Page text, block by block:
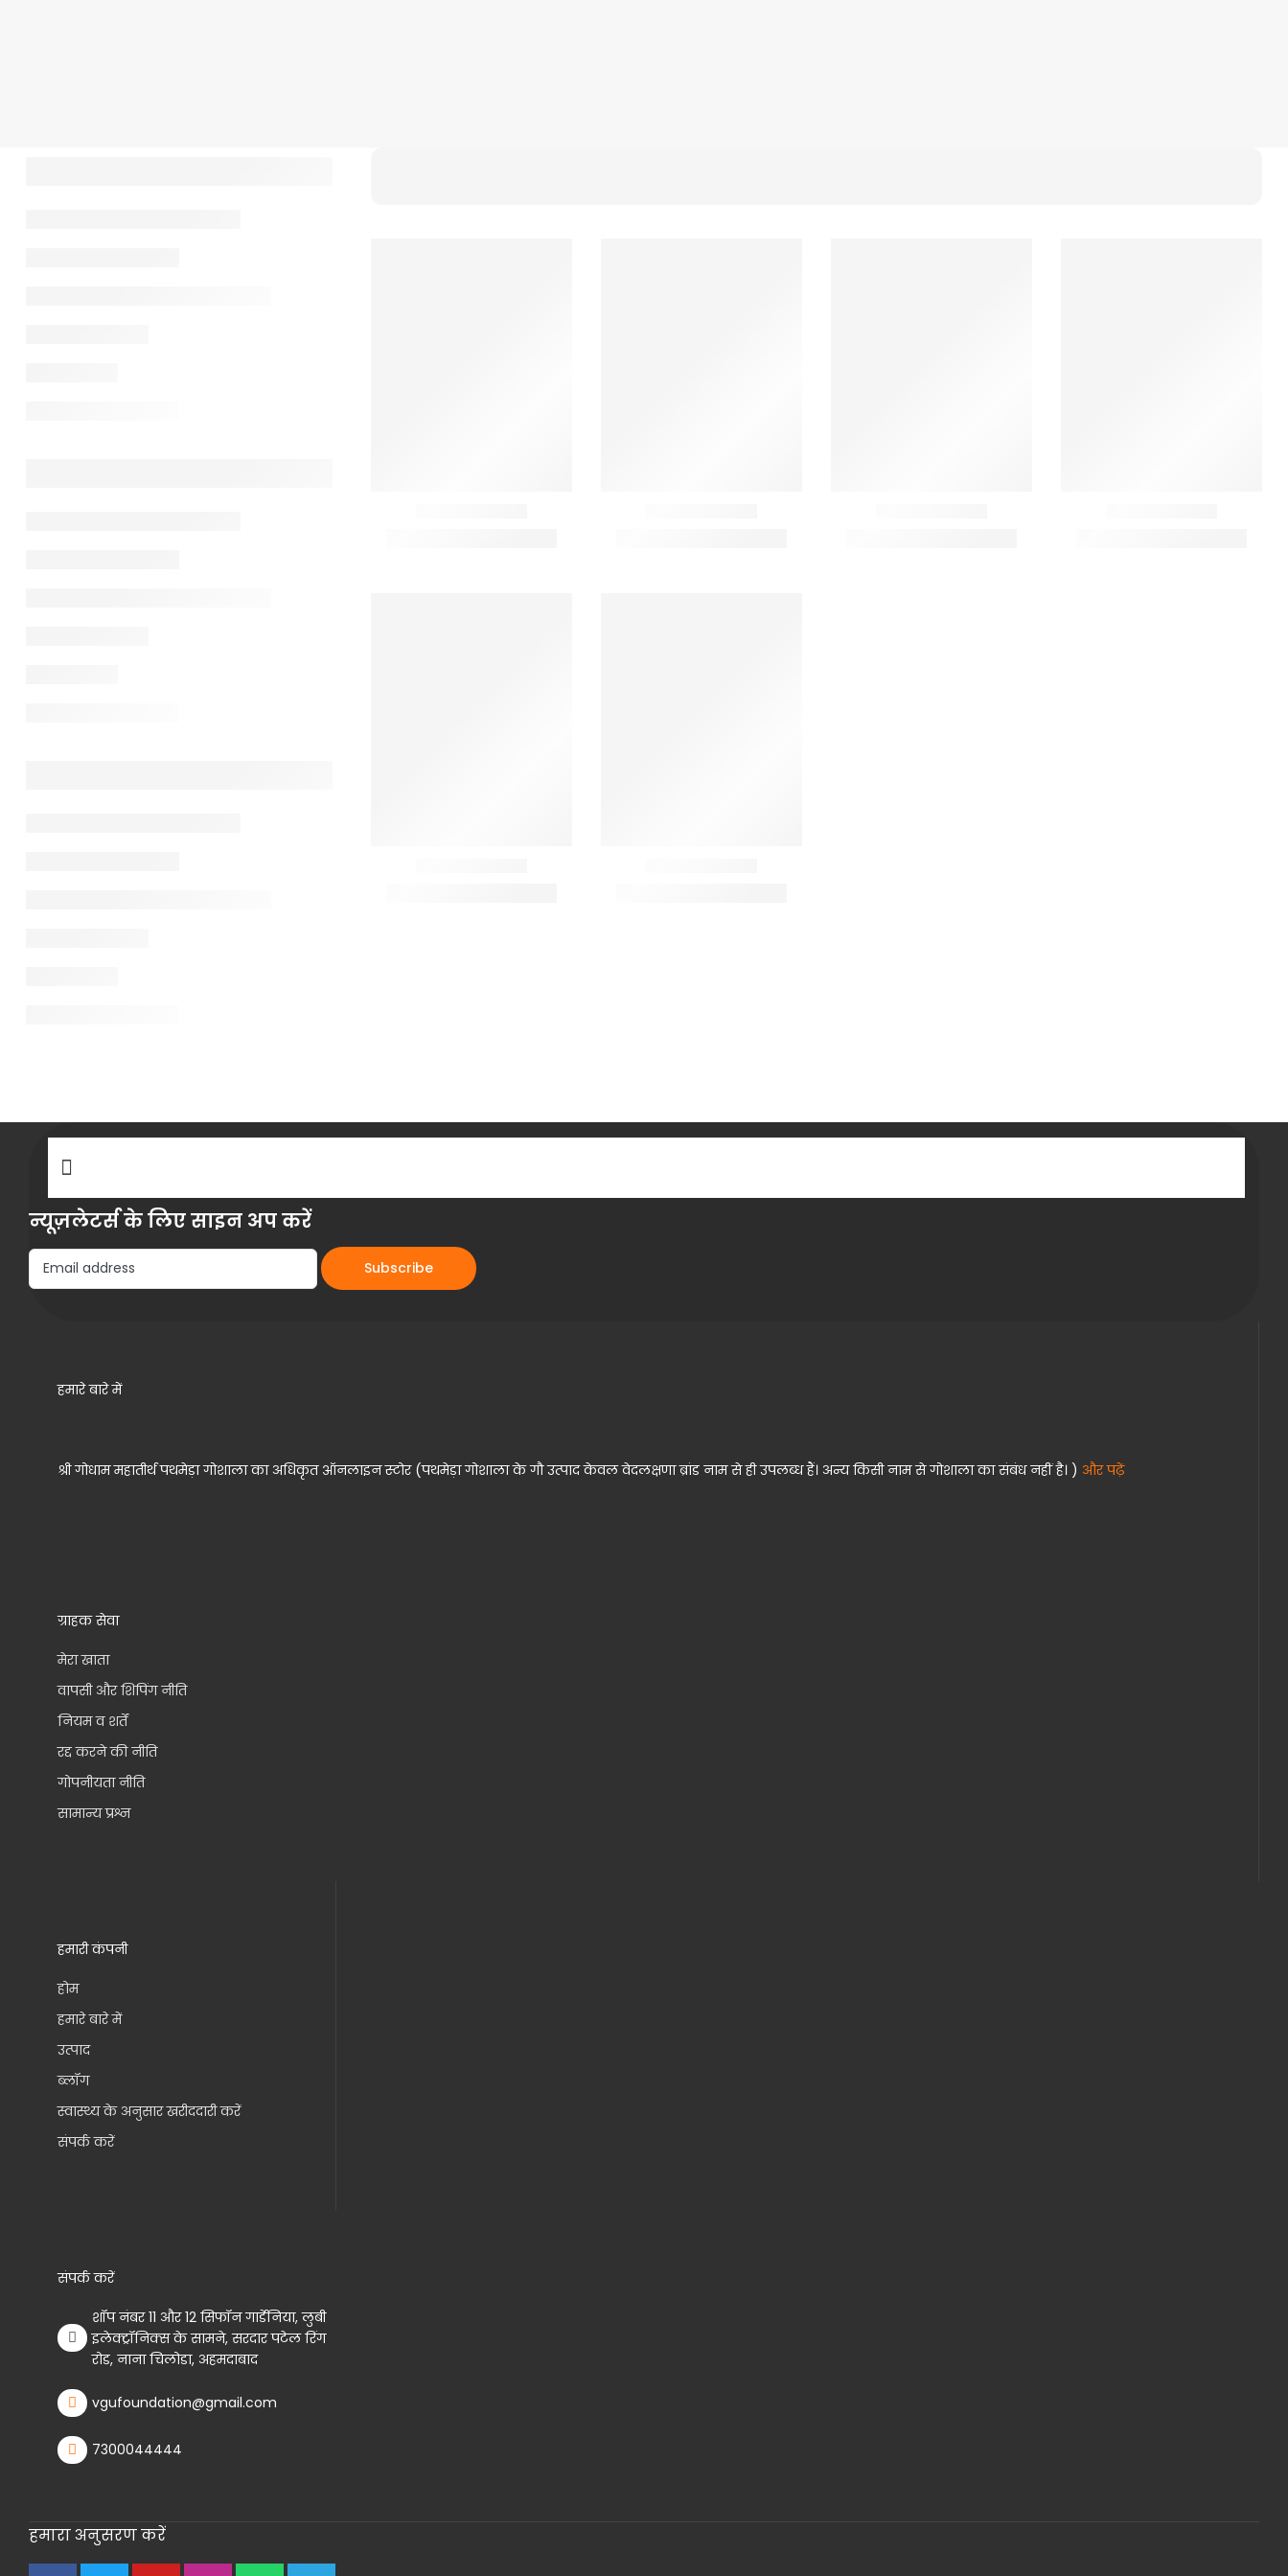
न्यूज़लेटर्स के लिए साइन अप करें
हमारे बारे में
श्री गोधाम महातीर्थ पथमेड़ा गोशाला का अधिकृत ऑनलाइन स्टोर (पथमेड़ा गोशाला के गौ उत्पाद केवल वेदलक्षणा ब्रांड नाम से ही उपलब्ध हैं। अन्य किसी नाम से गोशाला का संबंध नहीं है। ) और पढ़ें
ग्राहक सेवा
मेरा खाता
वापसी और शिपिंग नीति
नियम व शर्तें
रद्द करने की नीति
गोपनीयता नीति
सामान्य प्रश्न
हमारी कंपनी
होम
हमारे बारे में
उत्पाद
ब्लॉग
स्वास्थ्य के अनुसार खरीददारी करें
संपर्क करें
संपर्क करें
शॉप नंबर 11 और 12 सिफॉन गार्डेनिया, लुबी
इलेक्ट्रॉनिक्स के सामने, सरदार पटेल रिंग
रोड, नाना चिलोडा, अहमदाबाद
vgufoundation@gmail.com
7300044444
हमारा अनुसरण करें